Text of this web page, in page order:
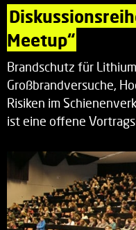
Meetup“
Brandschutz für
Großbrandversuche,
Risiken im
ist eine offene